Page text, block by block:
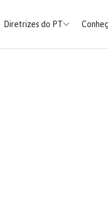
Diretrizes do PT